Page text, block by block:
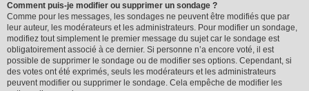
Comment puis-je modifier ou supprimer un sondage ?
Comme pour les messages, les sondages ne peuvent être modifiés que par
leur auteur, les modérateurs et les administrateurs. Pour modifier un sondage,
modifiez tout simplement le premier message du sujet car le sondage est
obligatoirement associé à ce dernier. Si personne n’a encore voté, il est
possible de supprimer le sondage ou de modifier ses options. Cependant, si
des votes ont été exprimés, seuls les modérateurs et les administrateurs
peuvent modifier ou supprimer le sondage. Cela empêche de modifier les